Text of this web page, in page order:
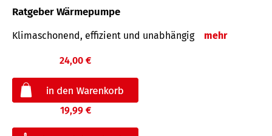
Ratgeber Wärmepumpe
Klimaschonend, effizient und unabhängig mehr
24,00 €
19,99 €